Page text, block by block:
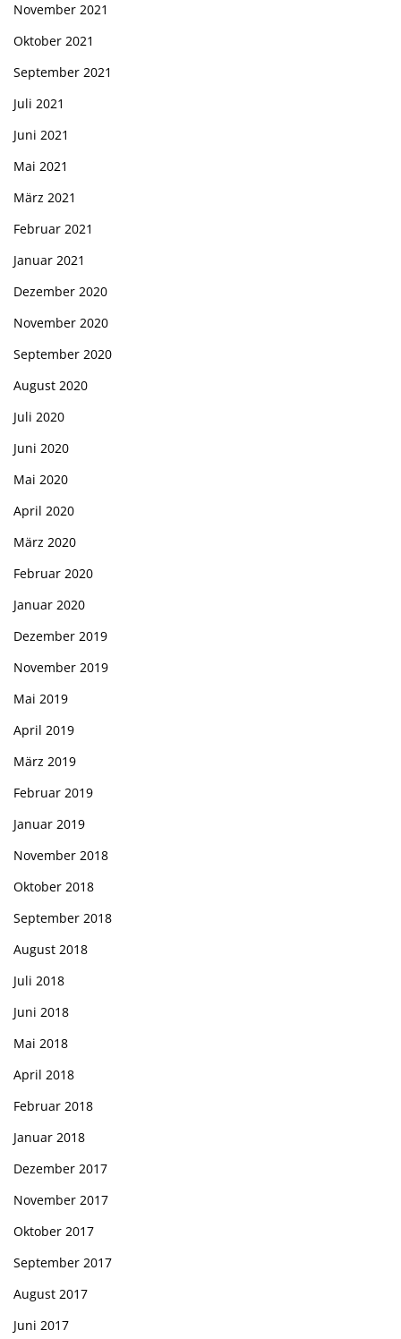
November 2021
Oktober 2021
September 2021
Juli 2021
Juni 2021
Mai 2021
März 2021
Februar 2021
Januar 2021
Dezember 2020
November 2020
September 2020
August 2020
Juli 2020
Juni 2020
Mai 2020
April 2020
März 2020
Februar 2020
Januar 2020
Dezember 2019
November 2019
Mai 2019
April 2019
März 2019
Februar 2019
Januar 2019
November 2018
Oktober 2018
September 2018
August 2018
Juli 2018
Juni 2018
Mai 2018
April 2018
Februar 2018
Januar 2018
Dezember 2017
November 2017
Oktober 2017
September 2017
August 2017
Juni 2017